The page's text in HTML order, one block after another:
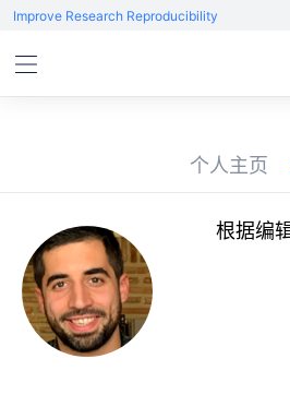
Improve Research Reproducibility
个人主页
根据编